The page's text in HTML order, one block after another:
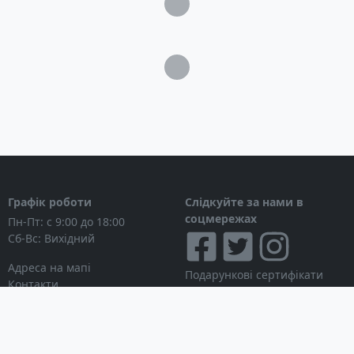
Висота всмоктування: 7 м
Клас електричного захисту IP X4
Зручна ручка для перенесення:
Садовий насос
Інструкція користувача
Загрузка...
Графік роботи
Пн-Пт: с 9:00 до 18:00
Сб-Вс: Вихідний
Адреса на мапі
Контакти
Слідкуйте за нами в
соцмережах
Подарункові сертифікати
Дисконтні картки